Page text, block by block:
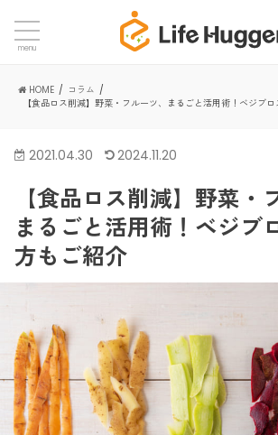
menu
HOME
コラム
【食品ロス削減】野菜・フルーツ、まるごと活用術！ベジブ
2021.04.30 2024.11.20
【食品ロス削減】野菜・
まるごと活用術！ベジブ
方もご紹介